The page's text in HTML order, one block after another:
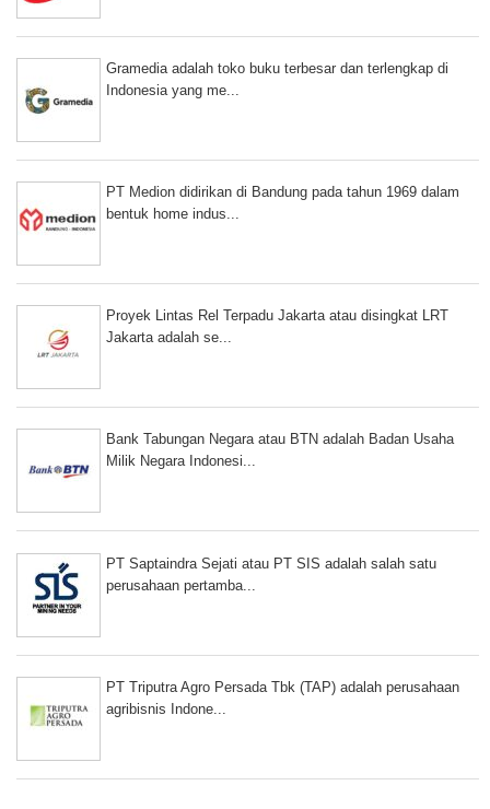
Gramedia adalah toko buku terbesar dan terlengkap di
Indonesia yang me...
PT Medion didirikan di Bandung pada tahun 1969 dalam
bentuk home indus...
Proyek Lintas Rel Terpadu Jakarta atau disingkat LRT
Jakarta adalah se...
Bank Tabungan Negara atau BTN adalah Badan Usaha
Milik Negara Indonesi...
PT Saptaindra Sejati atau PT SIS adalah salah satu
perusahaan pertamba...
PT Triputra Agro Persada Tbk (TAP) adalah perusahaan
agribisnis Indone...